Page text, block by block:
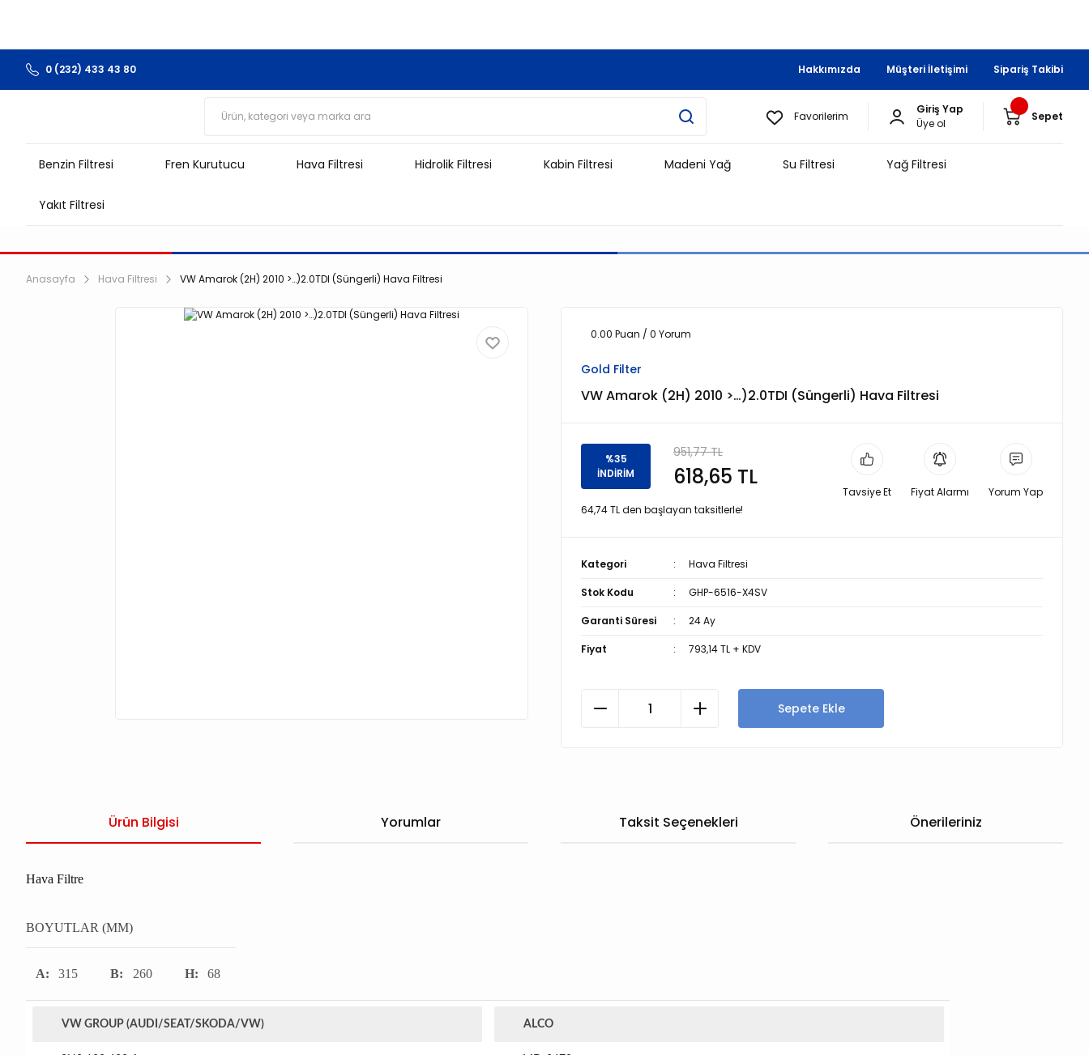
0 (232) 433 43 80 Hakkımızda Müşteri İletişimi Sipariş Takibi
Favorilerim
Giriş Yap
Üye ol
Sepet
Benzin Filtresi Fren Kurutucu Hava Filtresi Hidrolik Filtresi Kabin Filtresi Madeni Yağ Su Filtresi Yağ Filtresi
Yakıt Filtresi
Anasayfa Hava Filtresi VW Amarok (2H) 2010 >…)2.0TDI (Süngerli) Hava Filtresi
0.00 Puan / 0 Yorum
Gold Filter
VW Amarok (2H) 2010 >…)2.0TDI (Süngerli) Hava Filtresi
%35
İNDİRİM
951,77 TL
618,65 TL
64,74 TL den başlayan taksitlerle!
Tavsiye Et Fiyat Alarmı Yorum Yap
Kategori Hava Filtresi
Stok Kodu GHP-6516-X4SV
Garanti Süresi 24 Ay
Fiyat 793,14 TL + KDV
Sepete Ekle
Ürün Bilgisi Yorumlar Taksit Seçenekleri Önerileriniz
Hava Filtre
BOYUTLAR (MM)
A: 315 B: 260 H: 68
VW GROUP (AUDI/SEAT/SKODA/VW) ALCO